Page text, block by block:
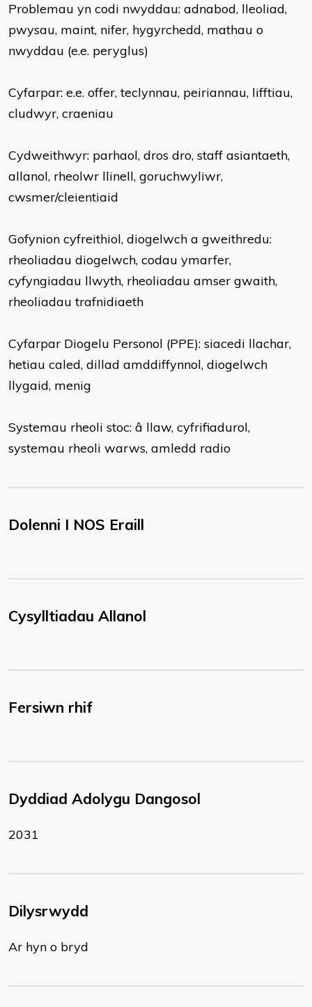
Problemau yn codi nwyddau: adnabod, lleoliad,
pwysau, maint, nifer, hygyrchedd, mathau o
nwyddau (e.e. peryglus)
Cyfarpar: e.e. offer, teclynnau, peiriannau, lifftiau,
cludwyr, craeniau
Cydweithwyr: parhaol, dros dro, staff asiantaeth,
allanol, rheolwr llinell, goruchwyliwr,
cwsmer/cleientiaid
Gofynion cyfreithiol, diogelwch a gweithredu:
rheoliadau diogelwch, codau ymarfer,
cyfyngiadau llwyth, rheoliadau amser gwaith,
rheoliadau trafnidiaeth
Cyfarpar Diogelu Personol (PPE): siacedi llachar,
hetiau caled, dillad amddiffynnol, diogelwch
llygaid, menig
Systemau rheoli stoc: â llaw, cyfrifiadurol,
systemau rheoli warws, amledd radio
Dolenni I NOS Eraill
Cysylltiadau Allanol
Fersiwn rhif
Dyddiad Adolygu Dangosol
2031
Dilysrwydd
Ar hyn o bryd